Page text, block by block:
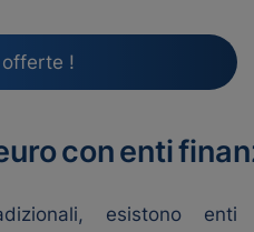
!
con enti
esistono enti